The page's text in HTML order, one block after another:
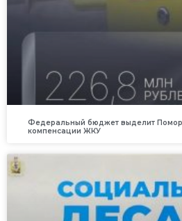
Федеральный бюджет выделит
компенсации ЖКУ